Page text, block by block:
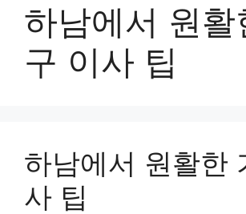
하남에서 원활
구 이사 팁
하남에서 원활한
사 팁